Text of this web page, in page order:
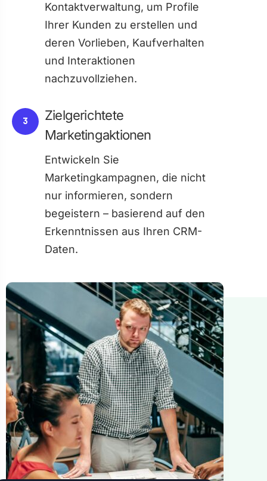
Kontaktverwaltung, um Profile
Ihrer Kunden zu erstellen und
deren Vorlieben, Kaufverhalten
und Interaktionen
nachzuvollziehen.
3
Zielgerichtete
Marketingaktionen
Entwickeln Sie
Marketingkampagnen, die nicht
nur informieren, sondern
begeistern – basierend auf den
Erkenntnissen aus Ihren CRM-
Daten.